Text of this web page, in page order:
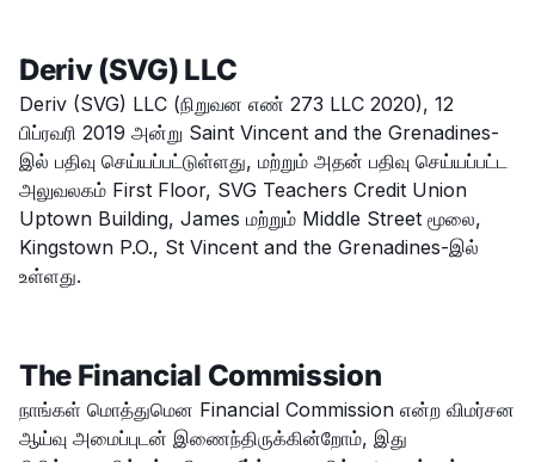
Deriv (SVG) LLC
Deriv (SVG) LLC (நிறுவன எண் 273 LLC 2020), 12
பிப்ரவரி 2019 அன்று Saint Vincent and the Grenadines-
இல் பதிவு செய்யப்பட்டுள்ளது, மற்றும் அதன் பதிவு செய்யப்பட்ட
அலுவலகம் First Floor, SVG Teachers Credit Union
Uptown Building, James மற்றும் Middle Street மூலை,
Kingstown P.O., St Vincent and the Grenadines-இல்
உள்ளது.
The Financial Commission
நாங்கள் மொத்துமென Financial Commission என்ற விமர்சன
ஆய்வு அமைப்புடன் இணைந்திருக்கின்றோம், இது